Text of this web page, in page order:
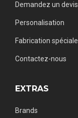
Demandez un devis
Personalisation
Fabrication spéciale
Contactez-nous
EXTRAS
Brands